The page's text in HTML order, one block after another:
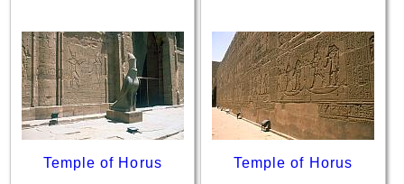
Temple of Horus Temple of Horus